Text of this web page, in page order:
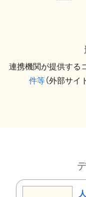
連携機関が提供する
件等（外部サイ